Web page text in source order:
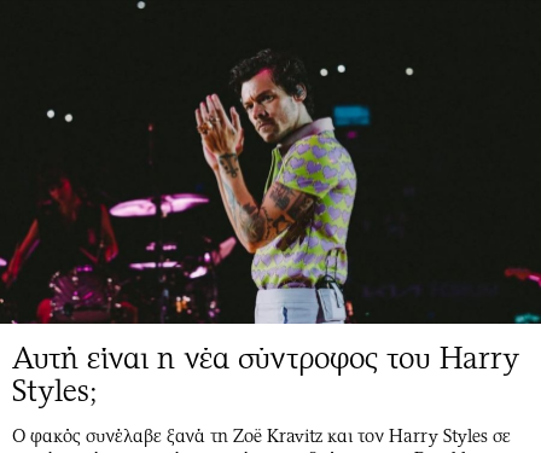
Αυτή είναι η νέα σύντροφος του Harry
Styles;
Ο φακός συνέλαβε ξανά τη Zoë Kravitz και τον Harry Styles σε